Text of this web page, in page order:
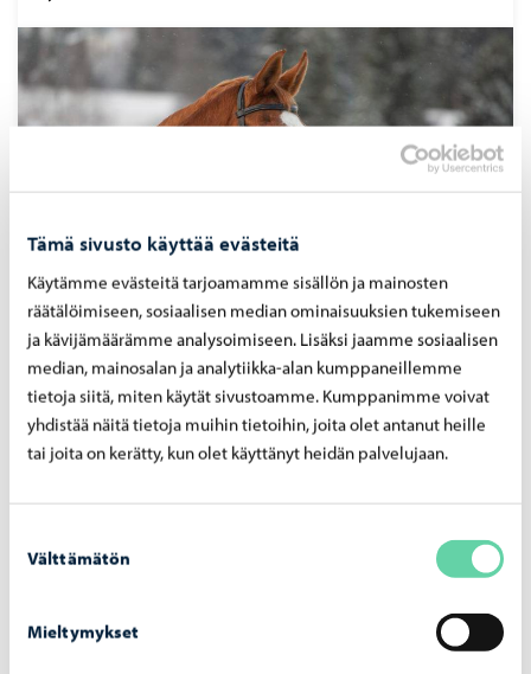
Tämä sivusto käyttää evästeitä
Käytämme evästeitä tarjoamamme sisällön ja mainosten
räätälöimiseen, sosiaalisen median ominaisuuksien tukemiseen
ja kävijämäärämme analysoimiseen. Lisäksi jaamme sosiaalisen
median, mainosalan ja analytiikka-alan kumppaneillemme
tietoja siitä, miten käytät sivustoamme. Kumppanimme voivat
yhdistää näitä tietoja muihin tietoihin, joita olet antanut heille
tai joita on kerätty, kun olet käyttänyt heidän palvelujaan.
valinta
Välttämätön
Mieltymykset
Djursjukdomar